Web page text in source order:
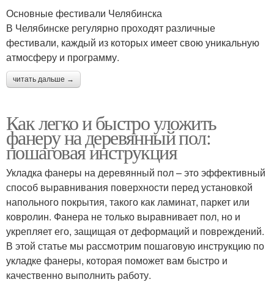
Основные фестивали Челябинска
В Челябинске регулярно проходят различные
фестивали, каждый из которых имеет свою уникальную
атмосферу и программу.
читать дальше →
Как легко и быстро уложить
фанеру на деревянный пол:
пошаговая инструкция
Укладка фанеры на деревянный пол – это эффективный
способ выравнивания поверхности перед установкой
напольного покрытия, такого как ламинат, паркет или
ковролин. Фанера не только выравнивает пол, но и
укрепляет его, защищая от деформаций и повреждений.
В этой статье мы рассмотрим пошаговую инструкцию по
укладке фанеры, которая поможет вам быстро и
качественно выполнить работу.